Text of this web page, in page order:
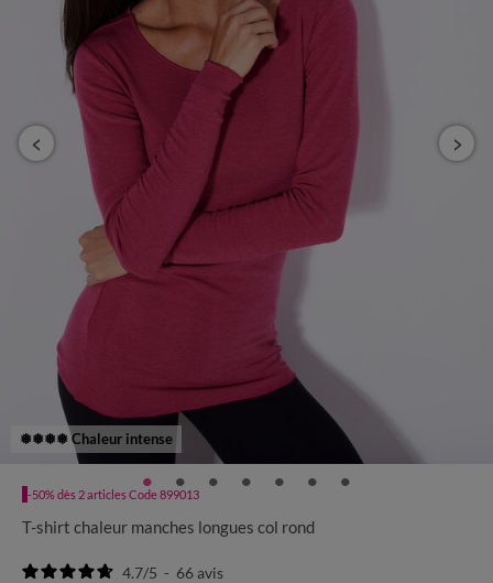
❅❅❅❅ Chaleur intense
-50% dès 2 articles Code 899013
T-shirt chaleur manches longues col rond
4.7/5 - 66avis